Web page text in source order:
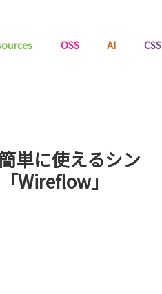
OSS AI CSS
単に使えるシン
Wireflow」